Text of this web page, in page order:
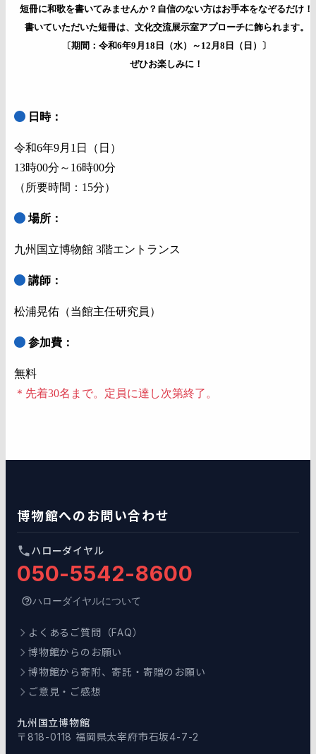
短冊に和歌を書いてみませんか？自信のない方はお手本をなぞるだけ！
書いていただいた短冊は、文化交流展示室アプローチに飾られます。
〔期間：令和6年9月18日（水）～12月8日（日）〕
ぜひお楽しみに！
日時：
令和6年9月1日（日）
13時00分～16時00分
（所要時間：15分）
場所：
九州国立博物館 3階エントランス
講師：
松浦晃佑（当館主任研究員）
参加費：
無料
＊先着30名まで。定員に達し次第終了。